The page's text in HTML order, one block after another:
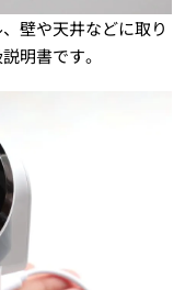
壁や天井などに取り
明書です。